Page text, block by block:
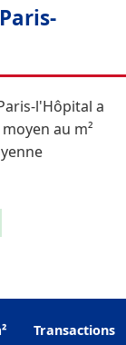
l'Hôpital a
au m²
Transactions